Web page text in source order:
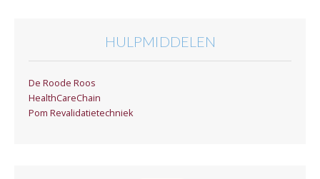
HULPMIDDELEN
De Roode Roos
HealthCareChain
Pom Revalidatietechniek